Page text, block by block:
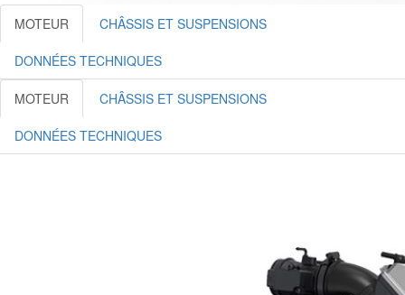
MOTEUR CHÂSSIS ET SUSPENSIONS
DONNÉES TECHNIQUES
MOTEUR CHÂSSIS ET SUSPENSIONS
DONNÉES TECHNIQUES